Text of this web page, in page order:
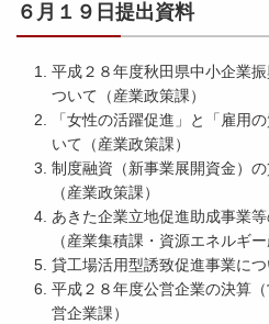
６月１９日提出資料
平成２８年度秋田県中小企業
ついて（産業政策課）
「女性の活躍促進」と「雇用
いて（産業政策課）
制度融資（新事業展開資金）
（産業政策課）
あきた企業立地促進助成事業
（産業集積課・資源エネルギー
貸工場活用型誘致促進事業につ
平成２８年度公営企業の決算
営企業課）
（
月
６
提
）
p
d